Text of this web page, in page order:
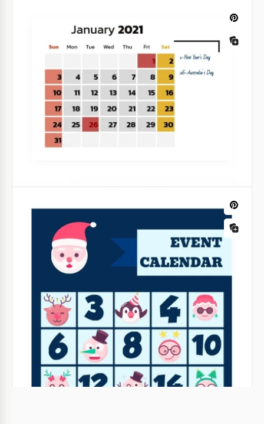
Bleiben Sie organisiert und verpassen Sie nie ein
wichtiges Ereignis mit der Vorlage des Türkisen
Veranstaltungskalenders.
Google Sheets